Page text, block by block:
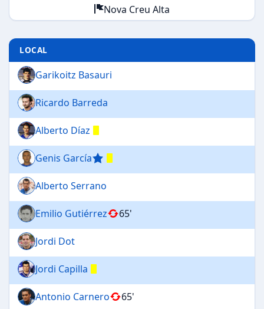
Nova Creu Alta
LOCAL
Garikoitz Basauri
Ricardo Barreda
Alberto Díaz
Genis García
Alberto Serrano
Emilio Gutiérrez 65'
Jordi Dot
Jordi Capilla
Antonio Carnero 65'